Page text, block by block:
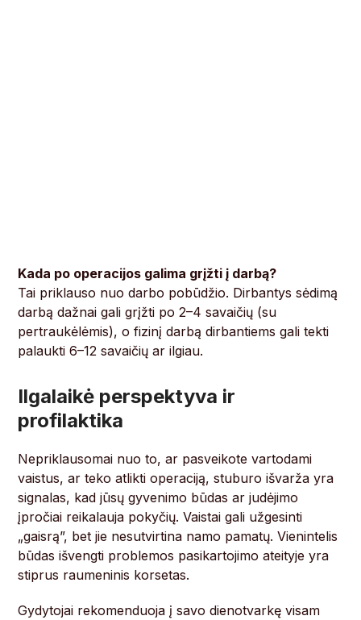
Kada po operacijos galima grįžti į darbą?
Tai priklauso nuo darbo pobūdžio. Dirbantys sėdimą
darbą dažnai gali grįžti po 2–4 savaičių (su
pertraukėlėmis), o fizinį darbą dirbantiems gali tekti
palaukti 6–12 savaičių ar ilgiau.
Ilgalaikė perspektyva ir
profilaktika
Nepriklausomai nuo to, ar pasveikote vartodami
vaistus, ar teko atlikti operaciją, stuburo išvarža yra
signalas, kad jūsų gyvenimo būdas ar judėjimo
įpročiai reikalauja pokyčių. Vaistai gali užgesinti
„gaisrą”, bet jie nesutvirtina namo pamatų. Vienintelis
būdas išvengti problemos pasikartojimo ateityje yra
stiprus raumeninis korsetas.
Gydytojai rekomenduoja į savo dienotvarkę visam